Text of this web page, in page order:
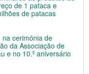
de 1 pataca e
de patacas
na cerimónia de
da Associação de
e no 10.º aniversário